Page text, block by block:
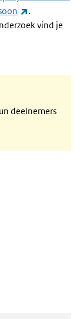
(externe link)
.
vind je
link)
deelnemers